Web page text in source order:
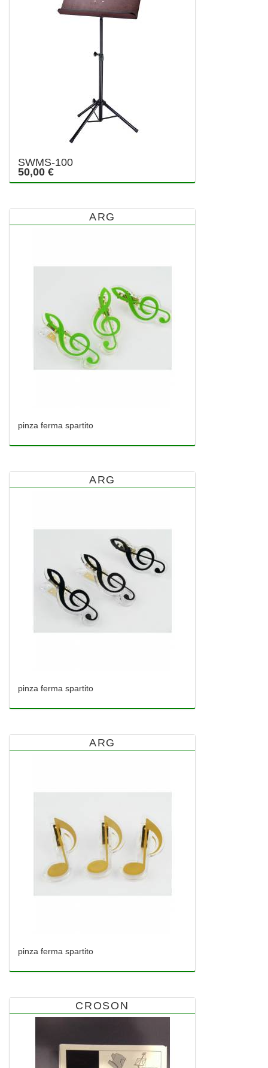
SWMS-100
50,00 €
ARG
pinza ferma spartito
ARG
pinza ferma spartito
ARG
pinza ferma spartito
CROSON